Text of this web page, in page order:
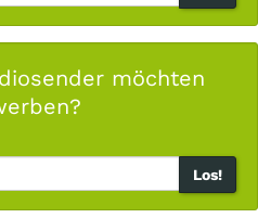
möchten
Los!